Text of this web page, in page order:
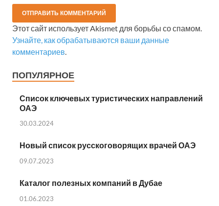
Этот сайт использует Akismet для борьбы со спамом.
Узнайте, как обрабатываются ваши данные
комментариев
ПОПУЛЯРНОЕ
Список ключевых туристических направлений
ОАЭ
30.03.2024
Новый список русскоговорящих врачей ОАЭ
09.07.2023
Каталог полезных компаний в Дубае
01.06.2023